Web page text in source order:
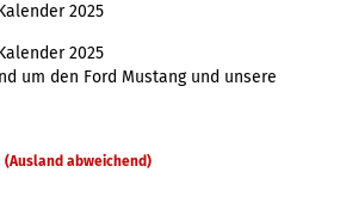
Kalender 2025
Kalender 2025
um den Ford Mustang und unsere
(Ausland abweichend)